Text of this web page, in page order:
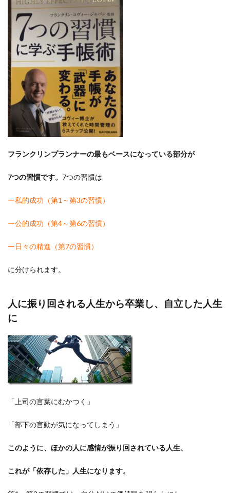
2.2
自分
の成
他人
の成
功に
つな
げる
3
初心
者は
ミッ
ショ
テー
を書
がゴ
4
者で
「ミ
ステ
ート
4.1
初心
者の
ため
のス
プ：
明確
4.2
者の
フランクリンプランナーの最もベースになっている部分が
7つの習慣です。 7つの習慣は
ー私的成功（第1～第3の習慣）
ー公的成功（第4～第6の習慣）
ー日々の精進（第7の習慣）
に分けられます。
人に振り回される人生から卒業し、自立した人生
に
「上司の言葉にむかつく」
「部下の言動が気になってしまう」
このように、ほかの人に感情が振り回されている人生、
これが「依存した」人生になります。